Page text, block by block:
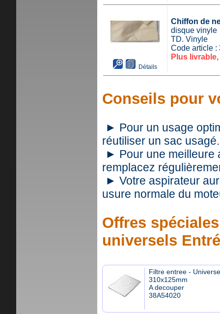
Détails
Chiffon de
disque vinyle
TD. Vinyle
Code article :
Plus
Conseils pour
► Pour un usage
réutiliser un sac usagé.
► Pour une meilleure
remplacez
► Votre aspirateur
usure normale du
Offres
universels
Filtre entree -
310x125mm
A decouper
38A54020